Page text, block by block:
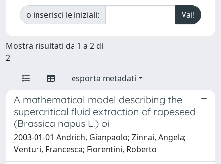
o inserisci le iniziali:
Mostra risultati da 1 a 2 di
2
esporta metadati
A mathematical model describing the
supercritical fluid extraction of rapeseed
(Brassica napus L.) oil
2003-01-01 Andrich, Gianpaolo; Zinnai, Angela;
Venturi, Francesca; Fiorentini, Roberto